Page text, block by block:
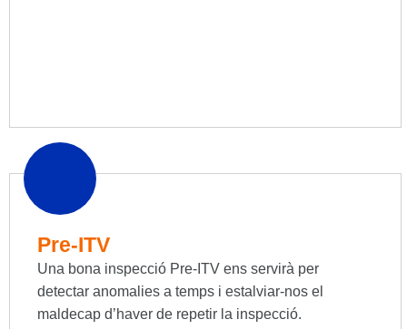
Pre-ITV
Una bona inspecció Pre-ITV ens servirà per
detectar anomalies a temps i estalviar-nos el
maldecap d’haver de repetir la inspecció.